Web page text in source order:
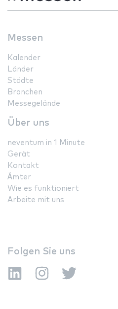
Messen
Kalender
Länder
Städte
Branchen
Messegelände
Über uns
neventum in 1 Minute
Gerät
Kontakt
Ämter
Wie es funktioniert
Arbeite mit uns
Folgen Sie uns